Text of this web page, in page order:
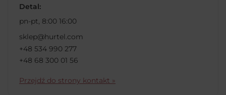
Detal:
pn-pt, 8:00 16:00
sklep@hurtel.com
+48 534 990 277
+48 68 300 01 56
Przejdź do strony kontakt »